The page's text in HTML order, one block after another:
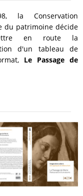
la Conservation
du patrimoine décide
en route la
d'un tableau de
Le Passage de